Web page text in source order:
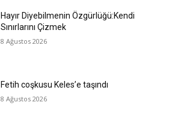
Hayır Diyebilmenin Özgürlüğü:Kendi
Sınırlarını Çizmek
8 Ağustos 2026
Fetih coşkusu Keles’e taşındı
8 Ağustos 2026